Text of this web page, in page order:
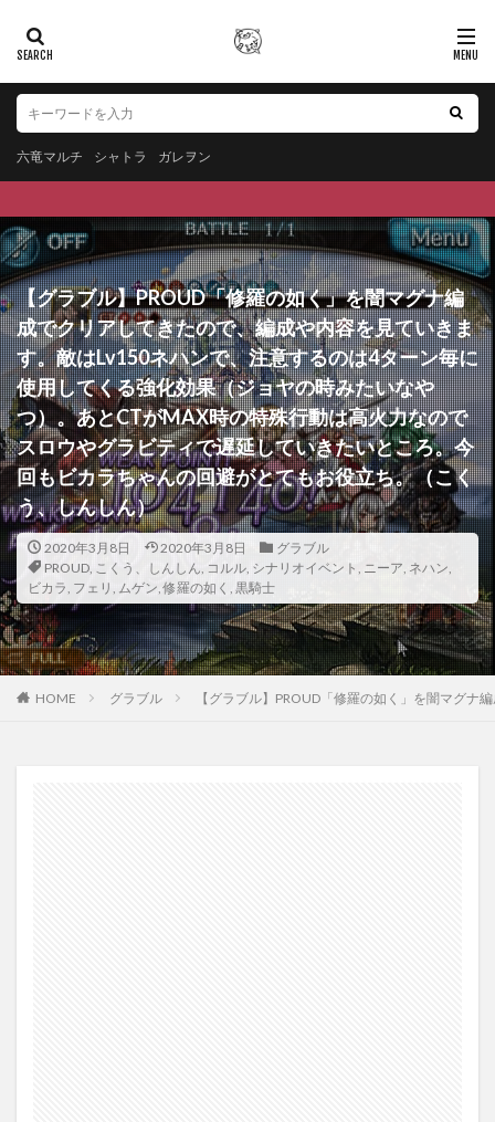
六竜マルチ シャトラ ガレヲン
【グラブル】PROUD「修羅の如く」を闇マグナ編
成でクリアしてきたので、編成や内容を見ていきま
す。敵はLv150ネハンで、注意するのは4ターン毎に
使用してくる強化効果（ジョヤの時みたいなや
つ）。あとCTがMAX時の特殊行動は高火力なので
スロウやグラビティで遅延していきたいところ。今
回もビカラちゃんの回避がとてもお役立ち。（こく
う、しんしん）
2020年3月8日 2020年3月8日
グラブル
PROUD, こくう、しんしん, コルル, シナリオイベント , ニーア, ネハン,
ビカラ, フェリ , ムゲン,修羅の如く , 黒騎士
HOME グラブル 【グラブル】PROUD「修羅の如く」を闇マグ